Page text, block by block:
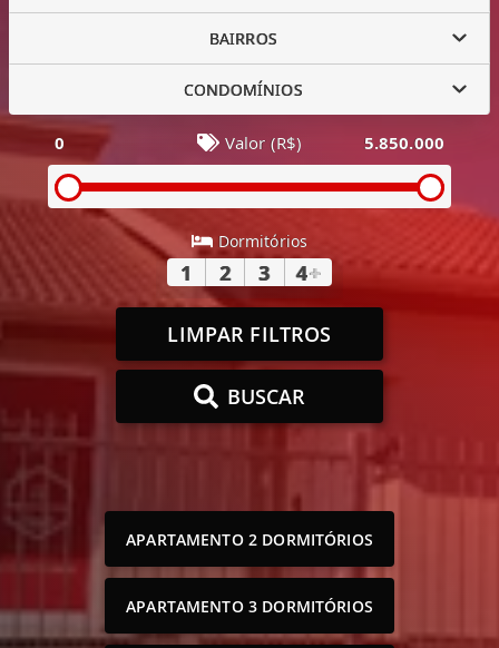
BAIRROS
CONDOMÍNIOS
0 Valor (R$) 5.850.000
Dormitórios
1 2 3 4+
LIMPAR FILTROS
BUSCAR
APARTAMENTO 2 DORMITÓRIOS
APARTAMENTO 3 DORMITÓRIOS